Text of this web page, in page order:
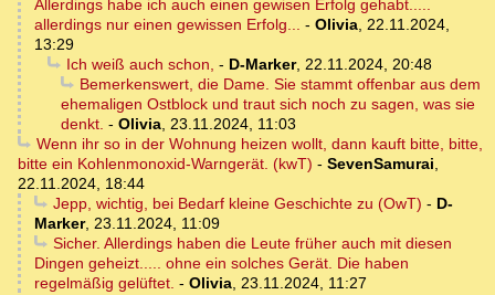
Allerdings habe ich auch einen gewisen Erfolg gehabt.....
allerdings nur einen gewissen Erfolg... - Olivia, 22.11.2024,
13:29
Ich weiß auch schon, - D-Marker, 22.11.2024, 20:48
Bemerkenswert, die Dame. Sie stammt offenbar aus dem
ehemaligen Ostblock und traut sich noch zu sagen, was sie
denkt. - Olivia, 23.11.2024, 11:03
Wenn ihr so in der Wohnung heizen wollt, dann kauft bitte, bitte,
bitte ein Kohlenmonoxid-Warngerät. (kwT) - SevenSamurai,
22.11.2024, 18:44
Jepp, wichtig, bei Bedarf kleine Geschichte zu (OwT) - D-
Marker, 23.11.2024, 11:09
Sicher. Allerdings haben die Leute früher auch mit diesen
Dingen geheizt..... ohne ein solches Gerät. Die haben
regelmäßig gelüftet. - Olivia, 23.11.2024, 11:27